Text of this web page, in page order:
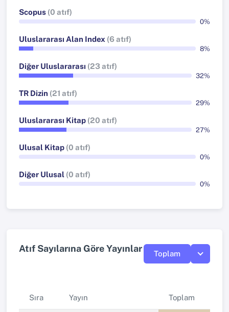
Scopus (0 atıf)
0%
Uluslararası Alan Index (6 atıf)
8%
Diğer Uluslararası (23 atıf)
32%
TR Dizin (21 atıf)
29%
Uluslararası Kitap (20 atıf)
27%
Ulusal Kitap (0 atıf)
0%
Diğer Ulusal (0 atıf)
0%
Atıf Sayılarına Göre Yayınlar Toplam
Sıra Yayın Toplam